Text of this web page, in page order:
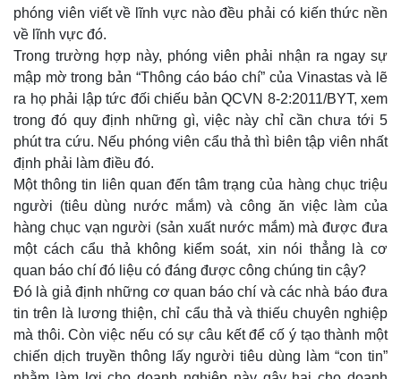
phóng viên viết về lĩnh vực nào đều phải có kiến thức nền
về lĩnh vực đó.
Trong trường hợp này, phóng viên phải nhận ra ngay sự
mập mờ trong bản “Thông cáo báo chí” của Vinastas và lẽ
ra họ phải lập tức đối chiếu bản QCVN 8-2:2011/BYT, xem
trong đó quy định những gì, việc này chỉ cần chưa tới 5
phút tra cứu. Nếu phóng viên cẩu thả thì biên tập viên nhất
định phải làm điều đó.
Một thông tin liên quan đến tâm trạng của hàng chục triệu
người (tiêu dùng nước mắm) và công ăn việc làm của
hàng chục vạn người (sản xuất nước mắm) mà được đưa
một cách cẩu thả không kiểm soát, xin nói thẳng là cơ
quan báo chí đó liệu có đáng được công chúng tin cậy?
Đó là giả định những cơ quan báo chí và các nhà báo đưa
tin trên là lương thiện, chỉ cẩu thả và thiếu chuyên nghiệp
mà thôi. Còn việc nếu có sự câu kết để cố ý tạo thành một
chiến dịch truyền thông lấy người tiêu dùng làm “con tin”